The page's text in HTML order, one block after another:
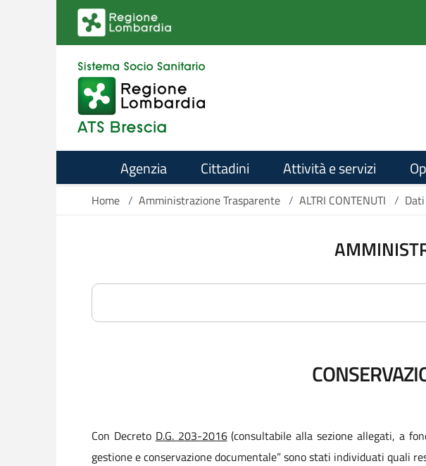
Salta al contenuto principale
Agenzia Cittadini Attività e servizi
Home / Amministrazione Trasparente / ALTRI CONTENUTI /
Con Decreto D.G. 203-2016(consultabile alla sezione allegati, a
gestione e conservazione documentale” sono stati individuati quali